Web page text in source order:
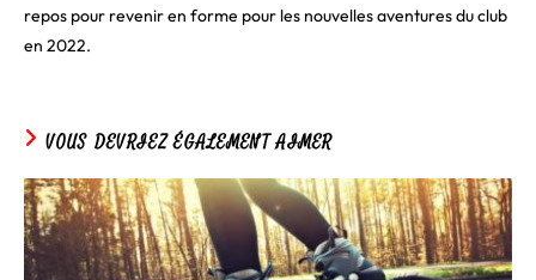
repos pour revenir en forme pour les nouvelles aventures du club
en 2022.
VOUS DEVRIEZ ÉGALEMENT AIMER